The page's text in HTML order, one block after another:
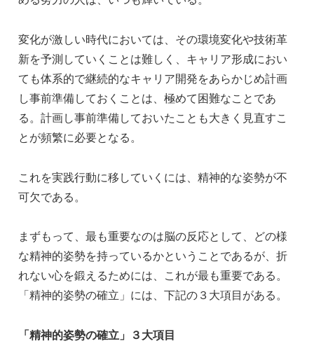
変化が激しい時代においては、その環境変化や技術革
新を予測していくことは難しく、キャリア形成におい
ても体系的で継続的なキャリア開発をあらかじめ計画
し事前準備しておくことは、極めて困難なことであ
る。計画し事前準備しておいたことも大きく見直すこ
とが頻繁に必要となる。
これを実践行動に移していくには、精神的な姿勢が不
可欠である。
まずもって、最も重要なのは脳の反応として、どの様
な精神的姿勢を持っているかということであるが、折
れない心を鍛えるためには、これが最も重要である。
「精神的姿勢の確立」には、下記の３大項目がある。
「精神的姿勢の確立」３大項目